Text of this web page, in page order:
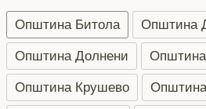
Општина Битола
Општина
Општина Долнени
Општина Крушево